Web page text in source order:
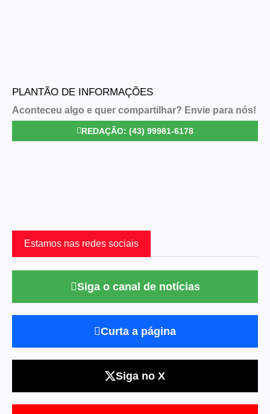
PLANTÃO DE INFORMAÇÕES
Aconteceu algo e quer compartilhar? Envie para nós!
REDAÇÃO: (43) 99981-6178
Estamos nas redes sociais
Siga o canal de notícias
Curta a página
Siga no X